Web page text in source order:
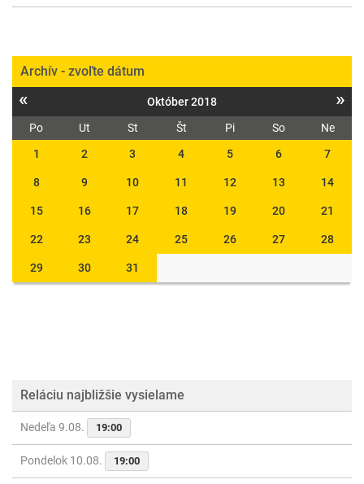
Archív - zvoľte dátum
« Október 2018 »
Po Ut St Št Pi So
Ne
1
2 3 4 5 6 7
8 9 10 11 12 13 14
15 16 17 18 19 20 21
22 23 24 25 26 27 28
29 30 31
Reláciu najbližšie vysielame
Nedeľa 9.08. 19:00
Pondelok 10.08. 19:00